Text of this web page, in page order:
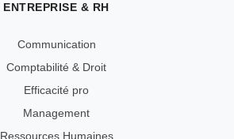
ENTREPRISE & RH
Communication
Comptabilité & Droit
Efficacité pro
Management
Ressources Humaines